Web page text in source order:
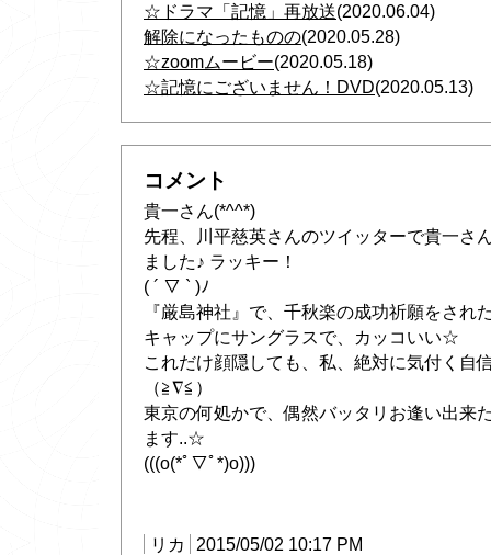
☆ドラマ「記憶」再放送(2020.06.04)
解除になったものの(2020.05.28)
☆zoomムービー(2020.05.18)
☆記憶にございません！DVD(2020.05.13)
コメント
貴一さん(*^^*)
先程、川平慈英さんのツイッターで貴一さ
ました♪ ラッキー！
( ´ ▽ ` )ﾉ
『厳島神社』で、千秋楽の成功祈願をされ
キャップにサングラスで、カッコいい☆
これだけ顔隠しても、私、絶対に気付く自
（≧∇≦）
東京の何処かで、偶然バッタリお逢い出来
ます..☆
(((o(*ﾟ▽ﾟ*)o)))
リカ 2015/05/02 10:17 PM